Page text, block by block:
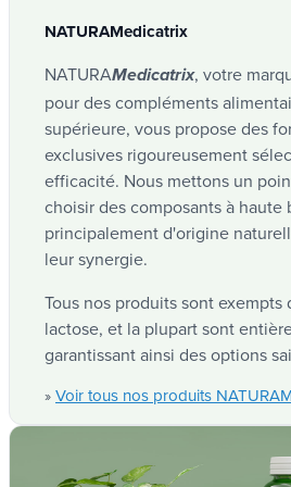
votre organisme.
En plus d’être bien assimilé
Folique activ’ esthautement
B9 méthylée, avec 400 µg
Grossesse &
Un apport supplémentaire en
augmente le statut en folates
faible statut en folates chez
facteur de risque dans le
développement.
La vitamine B9 sous forme
»voir tous nos produits
Acacia
L’acacia, un arbre aux
Acacia senegal ) est un
atteindre jusqu’à 30 m de
»
voir tous nos produits
1
Code EAN
5425036461109
NUT
NUT_979/117
BelgiqueFolique activ'
NATURAMedicatrix
NATURAMedicatrix, votre
pour des compléments
supérieure, vous propose des
exclusives rigoureusement
efficacité. Nous mettons un
choisir des composants à
principalement d'origine
leur synergie.
Tous nos produits sont
lactose, et la plupart sont
garantissant ainsi des options
» Voir tous nos produits